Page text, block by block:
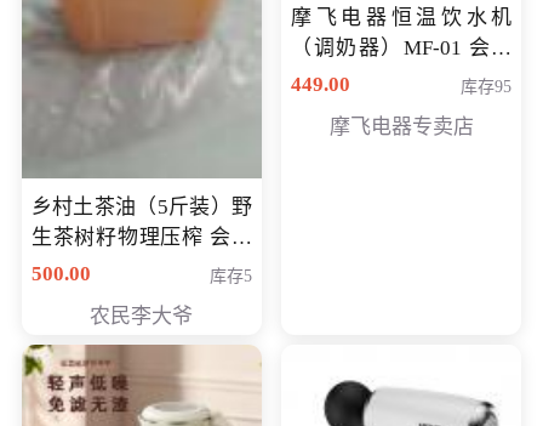
乡村土茶油（5斤装）野
生茶树籽物理压榨 会员
专享价400元
500.00 库存5
农民李大爷
摩飞电器恒温饮水机
（调奶器）MF-01 会员
专享价366元
449.00 库存95
摩飞电器专卖店